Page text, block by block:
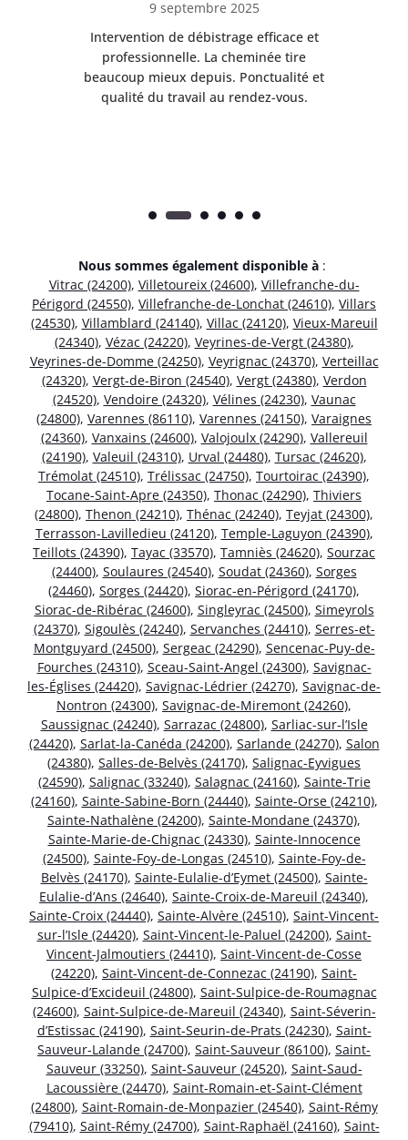
9 septembre 2025
Intervention de débistrage efficace et
professionnelle. La cheminée tire
beaucoup mieux depuis. Ponctualité et
qualité du travail au rendez-vous.
Nous sommes également disponible à :
Vitrac (24200), Villetoureix (24600), Villefranche-du-
Périgord (24550), Villefranche-de-Lonchat (24610), Villars
(24530), Villamblard (24140), Villac (24120), Vieux-Mareuil
(24340), Vézac (24220), Veyrines-de-Vergt (24380),
Veyrines-de-Domme (24250), Veyrignac (24370), Verteillac
(24320), Vergt-de-Biron (24540), Vergt (24380), Verdon
(24520), Vendoire (24320), Vélines (24230), Vaunac
(24800), Varennes (86110), Varennes (24150), Varaignes
(24360), Vanxains (24600), Valojoulx (24290), Vallereuil
(24190), Valeuil (24310), Urval (24480), Tursac (24620),
Trémolat (24510), Trélissac (24750), Tourtoirac (24390),
Tocane-Saint-Apre (24350), Thonac (24290), Thiviers
(24800), Thenon (24210), Thénac (24240), Teyjat (24300),
Terrasson-Lavilledieu (24120), Temple-Laguyon (24390),
Teillots (24390), Tayac (33570), Tamniès (24620), Sourzac
(24400), Soulaures (24540), Soudat (24360), Sorges
(24460), Sorges (24420), Siorac-en-Périgord (24170),
Siorac-de-Ribérac (24600), Singleyrac (24500), Simeyrols
(24370), Sigoulès (24240), Servanches (24410), Serres-et-
Montguyard (24500), Sergeac (24290), Sencenac-Puy-de-
Fourches (24310), Sceau-Saint-Angel (24300), Savignac-
les-Églises (24420), Savignac-Lédrier (24270), Savignac-de-
Nontron (24300), Savignac-de-Miremont (24260),
Saussignac (24240), Sarrazac (24800), Sarliac-sur-l’Isle
(24420), Sarlat-la-Canéda (24200), Sarlande (24270), Salon
(24380), Salles-de-Belvès (24170), Salignac-Eyvigues
(24590), Salignac (33240), Salagnac (24160), Sainte-Trie
(24160), Sainte-Sabine-Born (24440), Sainte-Orse (24210),
Sainte-Nathalène (24200), Sainte-Mondane (24370),
Sainte-Marie-de-Chignac (24330), Sainte-Innocence
(24500), Sainte-Foy-de-Longas (24510), Sainte-Foy-de-
Belvès (24170), Sainte-Eulalie-d’Eymet (24500), Sainte-
Eulalie-d’Ans (24640), Sainte-Croix-de-Mareuil (24340),
Sainte-Croix (24440), Sainte-Alvère (24510), Saint-Vincent-
sur-l’Isle (24420), Saint-Vincent-le-Paluel (24200), Saint-
Vincent-Jalmoutiers (24410), Saint-Vincent-de-Cosse
(24220), Saint-Vincent-de-Connezac (24190), Saint-
Sulpice-d’Excideuil (24800), Saint-Sulpice-de-Roumagnac
(24600), Saint-Sulpice-de-Mareuil (24340), Saint-Séverin-
d’Estissac (24190), Saint-Seurin-de-Prats (24230), Saint-
Sauveur-Lalande (24700), Saint-Sauveur (86100), Saint-
Sauveur (33250), Saint-Sauveur (24520), Saint-Saud-
Lacoussière (24470), Saint-Romain-et-Saint-Clément
(24800), Saint-Romain-de-Monpazier (24540), Saint-Rémy
(79410), Saint-Rémy (24700), Saint-Raphaël (24160), Saint-